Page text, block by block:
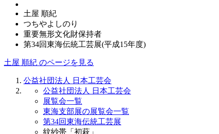
土屋 順紀
つちやよしのり
重要無形文化財保持者
第34回東海伝統工芸展(平成15年度)
土屋 順紀 のページを見る
公益社団法人 日本工芸会
公益社団法人 日本工芸会
展覧会一覧
東海支部展の展覧会一覧
第34回東海伝統工芸展
紋紗帯「初萩」